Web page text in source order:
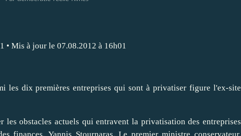
• Mis à jour le 07.08.2012 à 16h01
les obstacles actuels qui entravent la privatisation desentreprises